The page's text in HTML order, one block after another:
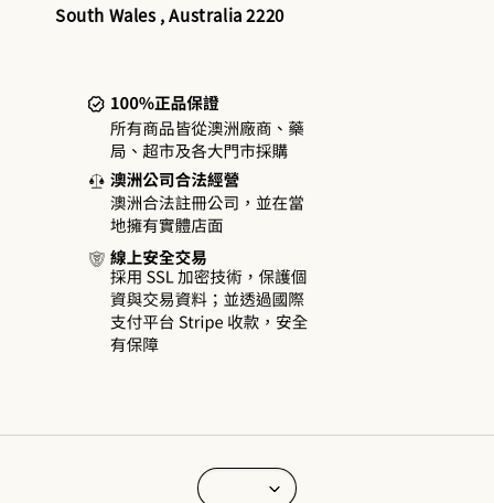
South Wales , Australia 2220